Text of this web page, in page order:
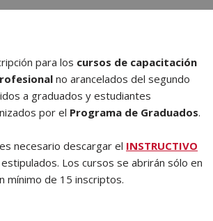
para los cursos de capacitación
no arancelados del segundo
a graduados y estudiantes
por el Programa de Graduados.
necesario descargar el INSTRUCTIVO
Los cursos se abrirán sólo en
mínimo de 15 inscriptos.